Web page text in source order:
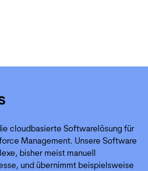
cloudbasierte Softwarelösung für
Management. Unsere Software
bisher meist manuell
und übernimmt beispielsweise